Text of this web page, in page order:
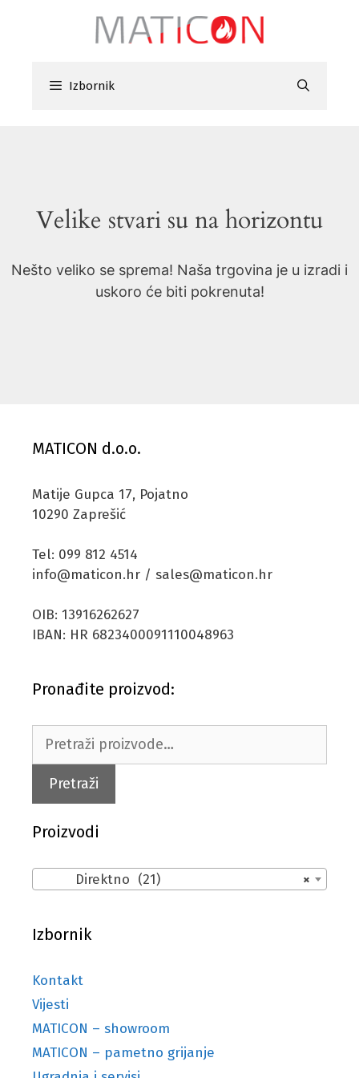
Izbornik
Velike stvari su na horizontu
Nešto veliko se sprema! Naša trgovina je u izradi i
uskoro će biti pokrenuta!
MATICON d.o.o.
Matije Gupca 17, Pojatno
10290 Zaprešić
Tel: 099 812 4514
info@maticon.hr / sales@maticon.hr
OIB: 13916262627
IBAN: HR 6823400091110048963
Pronađite proizvod:
Pretraži
Proizvodi
×
Direktno (21)
Izbornik
Kontakt
Vijesti
MATICON – showroom
MATICON – pametno grijanje